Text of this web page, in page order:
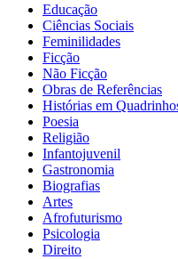
Educação
Ciências Sociais
Feminilidades
Ficção
Não Ficção
Obras de Referências
Histórias em
Poesia
Religião
Infantojuvenil
Gastronomia
Biografias
Artes
Afrofuturismo
Psicologia
Direito